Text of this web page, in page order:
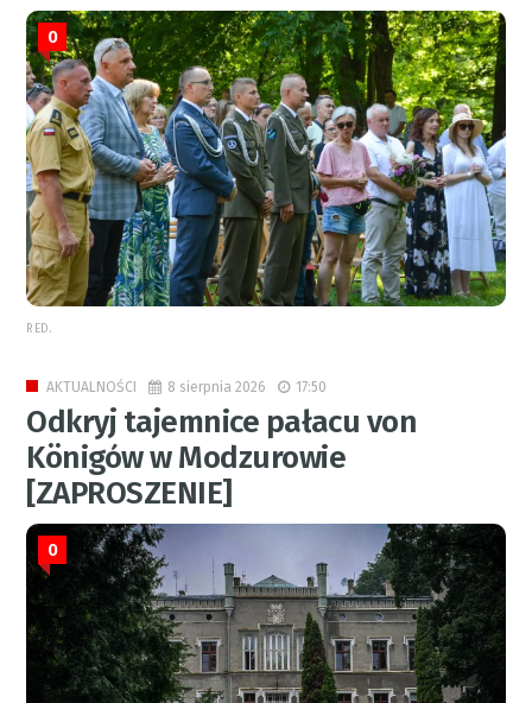
0
RED.
AKTUALNOŚCI 8 sierpnia 2026 17:50
Odkryj tajemnice pałacu von
Königów w Modzurowie
[ZAPROSZENIE]
0